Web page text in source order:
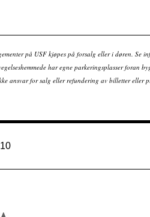
på USF kjøpes på forsalg eller i døren. Se
har egne parkeringsplasser foran
ansvar for salg eller refundering av billetter eller